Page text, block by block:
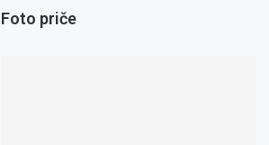
Foto priče